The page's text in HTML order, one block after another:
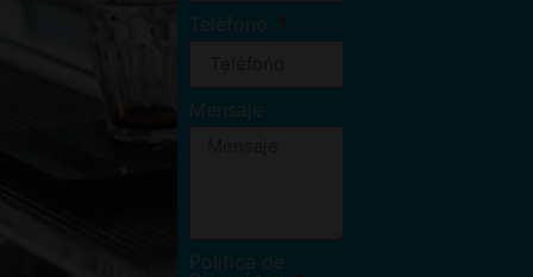
Teléfono
Mensaje
Política de